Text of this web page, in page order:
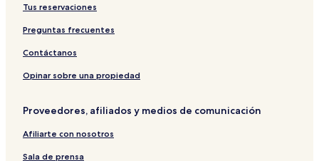
Departamentos en Câmara de Lobos
Hoteles 4 estrellas en Câmara de Lobos
Hoteles de negocios en Câmara de Lobos
Hoteles en Câmara de Lobos
Hoteles con desayuno incluido en Santana
Casas de huéspedes en Santana
Tus reservaciones
Preguntas frecuentes
Contáctanos
Opinar sobre una propiedad
Proveedores, afiliados y medios de comunicación
Afiliarte con nosotros
Sala de prensa